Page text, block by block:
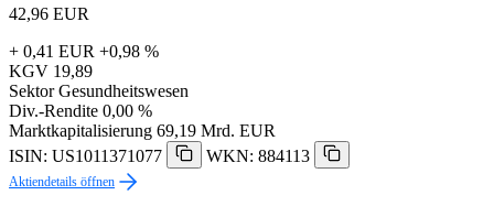
42,96 EUR
+ 0,41 EUR +0,98 %
KGV 19,89
Sektor Gesundheitswesen
Div.-Rendite 0,00 %
Marktkapitalisierung 69,19 Mrd. EUR
ISIN: US1011371077
WKN: 884113
Aktiendetails öffnen